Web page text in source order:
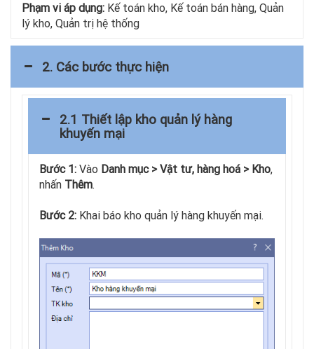
Phạm vi áp dụng: Kế toán kho, Kế toán bán hàng, Quản
lý kho, Quản trị hệ thống
2. Các bước thực hiện
2.1 Thiết lập kho quản lý hàng
khuyến mại
Bước 1: Vào Danh mục > Vật tư, hàng hoá > Kho,
nhấn Thêm.
Bước 2: Khai báo kho quản lý hàng khuyến mại.